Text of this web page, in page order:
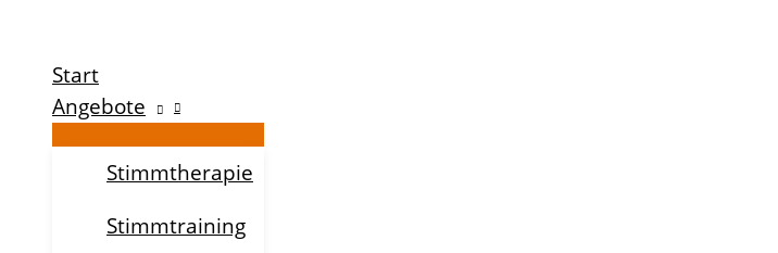
springen
Start
Angebote
Stimmtherapie
Stimmtraining